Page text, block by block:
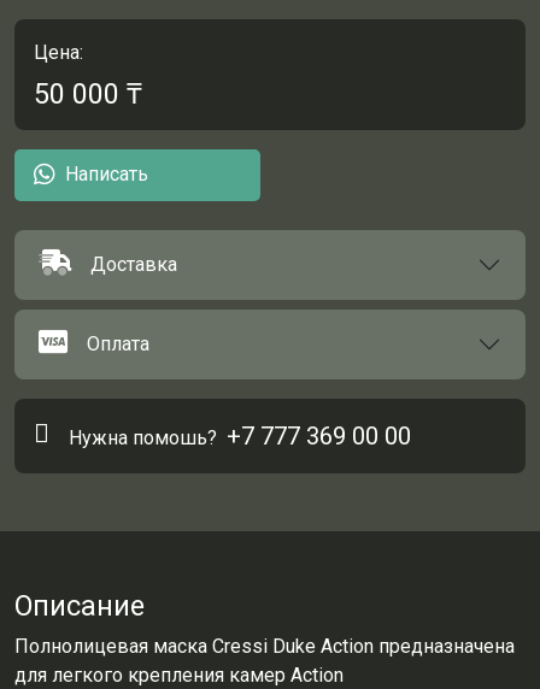
Цена:
50 000 ₸
Написать
Доставка
Оплата
Нужна помошь? +7 777 369 00 00
Описание
Полнолицевая маска Cressi Duke Action предназначена
для легкого крепления камер Action